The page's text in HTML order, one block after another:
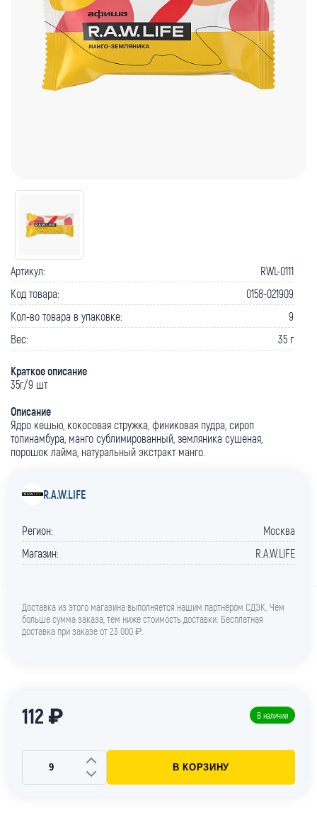
Артикул:
RWL-0111
Код товара:
0158-021909
Кол-во товара в упаковке:
9
Вес:
35 г
Краткое описание
35г/9 шт
Описание
Ядро кешью, кокосовая стружка, финиковая пудра, сироп
топинамбура, манго сублимированный, земляника сушеная,
порошок лайма, натуральный экстракт манго.
R.A.W.LIFE
Регион:
Москва
Магазин:
R.A.W.LIFE
Доставка из этого магазина выполняется нашим партнёром СДЭК. Чем
больше сумма заказа, тем ниже стоимость доставки. Бесплатная
доставка при заказе от 23 000 ₽.
112 ₽ В наличии
В КОРЗИНУ